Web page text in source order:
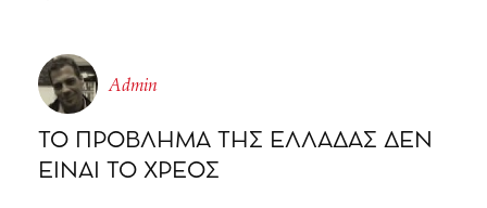
Admin
ΤΟ ΠΡΟΒΛΗΜΑ ΤΗΣ ΕΛΛΑΔΑΣ ΔΕΝ
ΕΙΝΑΙ ΤΟ ΧΡΕΟΣ